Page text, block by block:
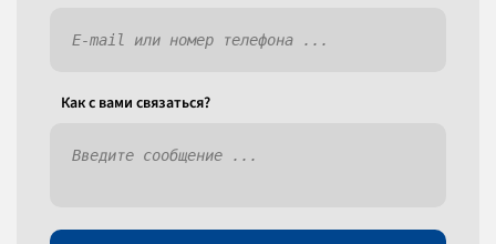
Как c вами связаться?